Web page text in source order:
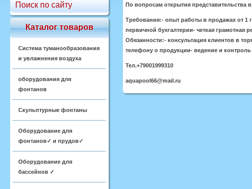
Поиск по сайту
Каталог товаров
Система туманообразования
и увлажнения воздуха
оборудования для
фонтанов
Скульптурные фонтаны
Оборудование для
фонтанов✓ и прудов✓
Оборудование для
бассейнов ✓
По вопросам открытия представительства
Требования:- опыт работы в продажах от 1
первичной бухгалтерии- четкая
Обязанности:- консультация клиентов в
телефону о продукции- ведение и контроль
Тел.+79001999310
aquapool66@mail.ru